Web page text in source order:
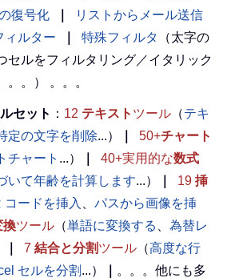
復号化
リストからメール送信
ィルター 特殊フィルタ
（太字の
セルをフィルタリング／イタリック
。。） 。。。
セット ： 12 テキスト ツール （テキ
定の文字を削除...） 50+チャート
チャート ...） 40+実用的な数式
いて年齢を計算します...） 19 挿
コードを挿入
パスから画像を挿
換ツール （単語に変換する
為替レ
7 結合と分割ツール （高度な行
セルを分割 ...）
。。。他にも多